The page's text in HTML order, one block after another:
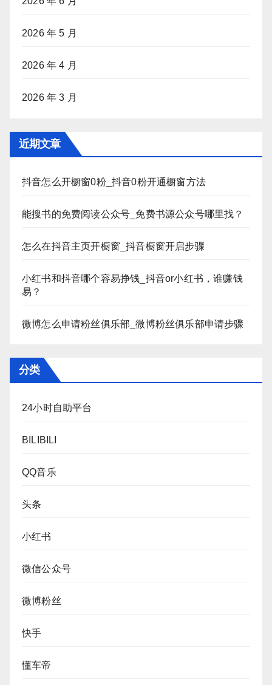
2026 年 5 月
2026 年 4 月
2026 年 3 月
近期文章
抖音怎么开橱窗0粉_抖音0粉开通橱窗方法
能搜书的免费阅读公众号_免费书源公众号哪里找？
怎么在抖音主页开橱窗_抖音橱窗开启步骤
小红书和抖音哪个容易挣钱_抖音or小红书，谁赚钱
易？
微博怎么申请粉丝俱乐部_微博粉丝俱乐部申请步骤
分类
24小时自助平台
BILIBILI
QQ音乐
头条
小红书
微信公众号
微博粉丝
快手
懂车帝